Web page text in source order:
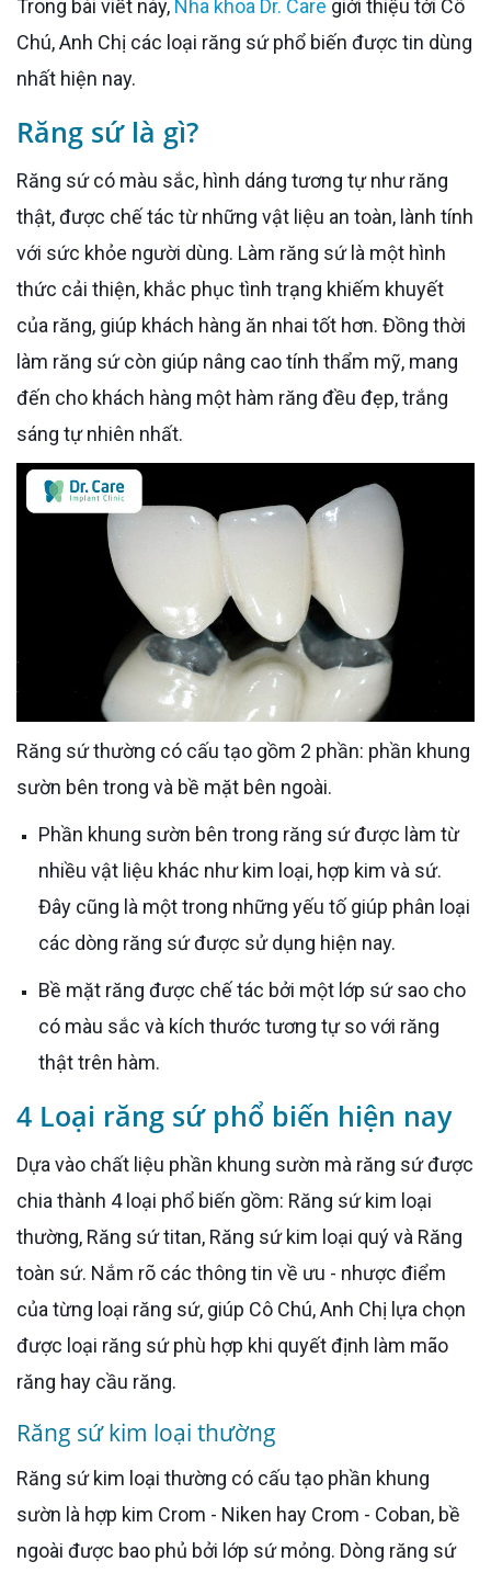
Trong bài viết này, Nha khoa Dr. Care giới thiệu tới Cô
Chú, Anh Chị các loại răng sứ phổ biến được tin dùng
nhất hiện nay.
Răng sứ là gì?
Răng sứ có màu sắc, hình dáng tương tự như răng
thật, được chế tác từ những vật liệu an toàn, lành tính
với sức khỏe người dùng. Làm răng sứ là một hình
thức cải thiện, khắc phục tình trạng khiếm khuyết
của răng, giúp khách hàng ăn nhai tốt hơn. Đồng thời
làm răng sứ còn giúp nâng cao tính thẩm mỹ, mang
đến cho khách hàng một hàm răng đều đẹp, trắng
sáng tự nhiên nhất.
Răng sứ thường có cấu tạo gồm 2 phần: phần khung
sườn bên trong và bề mặt bên ngoài.
Phần khung sườn bên trong răng sứ được làm từ
nhiều vật liệu khác như kim loại, hợp kim và sứ.
Đây cũng là một trong những yếu tố giúp phân loại
các dòng răng sứ được sử dụng hiện nay.
Bề mặt răng được chế tác bởi một lớp sứ sao cho
có màu sắc và kích thước tương tự so với răng
thật trên hàm.
4 Loại răng sứ phổ biến hiện nay
Dựa vào chất liệu phần khung sườn mà răng sứ được
chia thành 4 loại phổ biến gồm: Răng sứ kim loại
thường, Răng sứ titan, Răng sứ kim loại quý và Răng
toàn sứ. Nắm rõ các thông tin về ưu - nhược điểm
của từng loại răng sứ, giúp Cô Chú, Anh Chị lựa chọn
được loại răng sứ phù hợp khi quyết định làm mão
răng hay cầu răng.
Răng sứ kim loại thường
Răng sứ kim loại thường có cấu tạo phần khung
sườn là hợp kim Crom - Niken hay Crom - Coban, bề
ngoài được bao phủ bởi lớp sứ mỏng. Dòng răng sứ